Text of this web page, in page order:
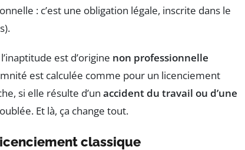
: c’est une obligation légale, inscrite dans le
est d’origine non professionnelle
est calculée comme pour un licenciement
si elle résulte d’un accident du travail ou d’une
Et là, ça change tout.
classique